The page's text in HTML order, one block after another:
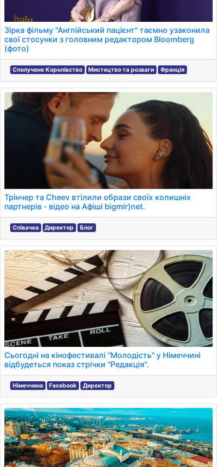
Зірка фільму "Англійський пацієнт" таємно узаконила
свої стосунки з головним редактором Bloomberg
(фото)
Сполучене Королівство Мистецтво та розваги Франція
Трінчер та Cheev втілили образи своїх колишніх
партнерів - відео на Афіші bigmir)net.
Співачка Директор Блог
Сьогодні на кінофестивалі "Молодість" у Німеччині
відбудеться показ стрічки "Редакція".
Німеччина Facebook Директор